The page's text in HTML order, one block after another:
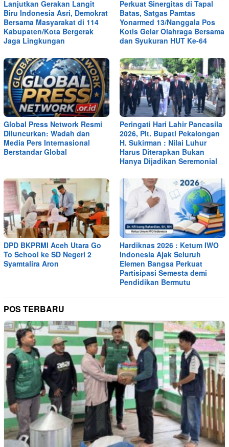
Lanjutkan Gerakan Langit
Biru Indonesia Asri, Demokrat
Bersama Masyarakat di 114
Kabupaten/Kota Bergerak
Jaga Lingkungan
Perkuat Sinergitas di Tapal
Batas, Satgas Pamtas
Yonarmed 13/Nanggala Pos
Kotis Gelar Olahraga Bersama
dan Syukuran HUT Ke-64
Global Press Network Resmi
Diluncurkan: Wadah dan
Media Pers Internasional
Berstandar Global
Peringati Hari Lahir Pancasila
2026, Plt. Bupati Pekalongan
H. Sukirman : Nilai Luhur
Harus Diterapkan Bukan
Hanya Dijadikan Seremonial
DPD BKPRMI Aceh Utara Go
To School ke SD Negeri 2
Syamtalira Aron
Hardiknas 2026 : Ketum IWO
Indonesia Ajak Seluruh
Elemen Bangsa Perkuat
Partisipasi Semesta demi
Pendidikan Bermutu
POS TERBARU